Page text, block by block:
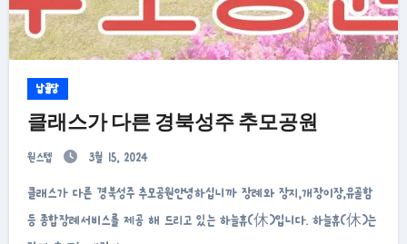
납골당
클래스가 다른 경북성주 추모공원
원스텝 3월 15, 2024
클래스가 다른 경북성주 추모공원안녕하십니까 장례와 장지,개장이장,유골함
등 종합장례서비스를 제공 해 드리고 있는 하늘휴(休)입니다. 하늘휴(休)는